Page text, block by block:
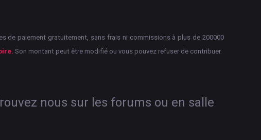
de paiement gratuitement, sans frais ni commissions à plus de 200000
Son montant peut être modifié ou vous pouvez refuser de contribuer.
nous sur les forums ou en salle